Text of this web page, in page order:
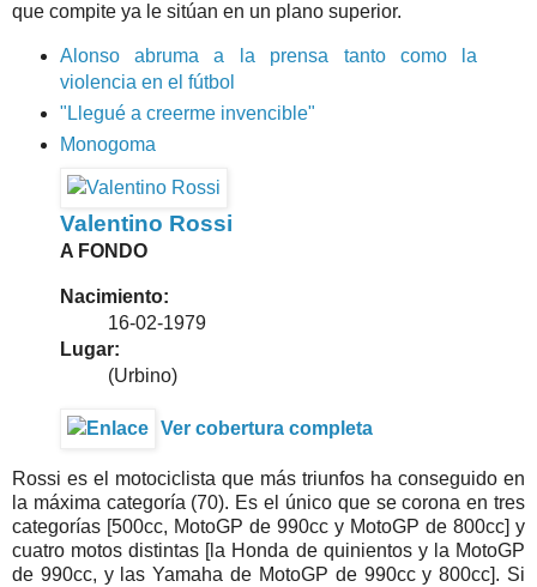
que compite ya le sitúan en un plano superior.
Alonso abruma a la prensa tanto como la
violencia en el fútbol
"Llegué a creerme invencible"
Monogoma
Valentino Rossi
A FONDO
Nacimiento:
16-02-1979
Lugar:
(Urbino)
Ver cobertura completa
Rossi es el motociclista que más triunfos ha conseguido en
la máxima categoría (70). Es el único que se corona en tres
categorías [500cc, MotoGP de 990cc y MotoGP de 800cc] y
cuatro motos distintas [la Honda de quinientos y la MotoGP
de 990cc, y las Yamaha de MotoGP de 990cc y 800cc]. Si